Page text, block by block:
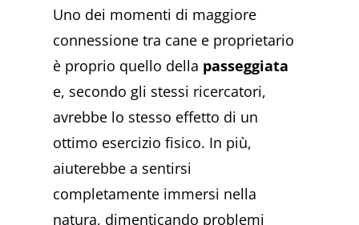
Uno dei momenti di maggiore
connessione tra cane e proprietario
è proprio quello della passeggiata
e, secondo gli stessi ricercatori,
avrebbe lo stesso effetto di un
ottimo esercizio fisico. In più,
aiuterebbe a sentirsi
completamente immersi nella
natura, dimenticando problemi